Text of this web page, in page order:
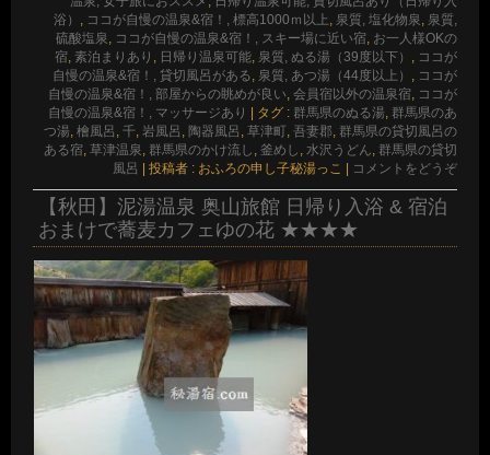
浴） , ココが自慢の温泉&宿！, 標高1000ｍ以上, 泉質, 塩化物泉, 泉質,
硫酸塩泉, ココが自慢の温泉&宿！, スキー場に近い宿, お一人様OKの
宿, 素泊まりあり , 日帰り温泉可能, 泉質, ぬる湯（39度以下） , ココが
自慢の温泉&宿！, 貸切風呂がある, 泉質, あつ湯（44度以上） , ココが
自慢の温泉&宿！, 部屋からの眺めが良い, 会員宿以外の温泉宿, ココが
自慢の温泉&宿！, マッサージあり
タグ : 群馬県のぬる湯, 群馬県のあ
つ湯, 檜風呂 , 千, 岩風呂 , 陶器風呂 , 草津町, 吾妻郡, 群馬県の貸切風呂の
ある宿, 草津温泉, 群馬県のかけ流し , 釜めし , 水沢うどん, 群馬県の貸切
風呂
投稿者 : おふろの申し子秘湯っこ コメントをどうぞ
【秋田】泥湯温泉 奥山旅館 日帰り入浴 & 宿泊
おまけで蕎麦カフェゆの花 ★★★★